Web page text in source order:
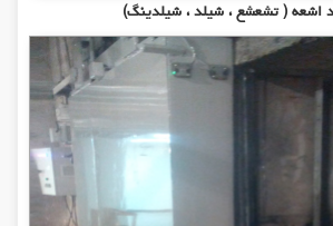
( تشعشع ، شیلد ، شیلدینگ)